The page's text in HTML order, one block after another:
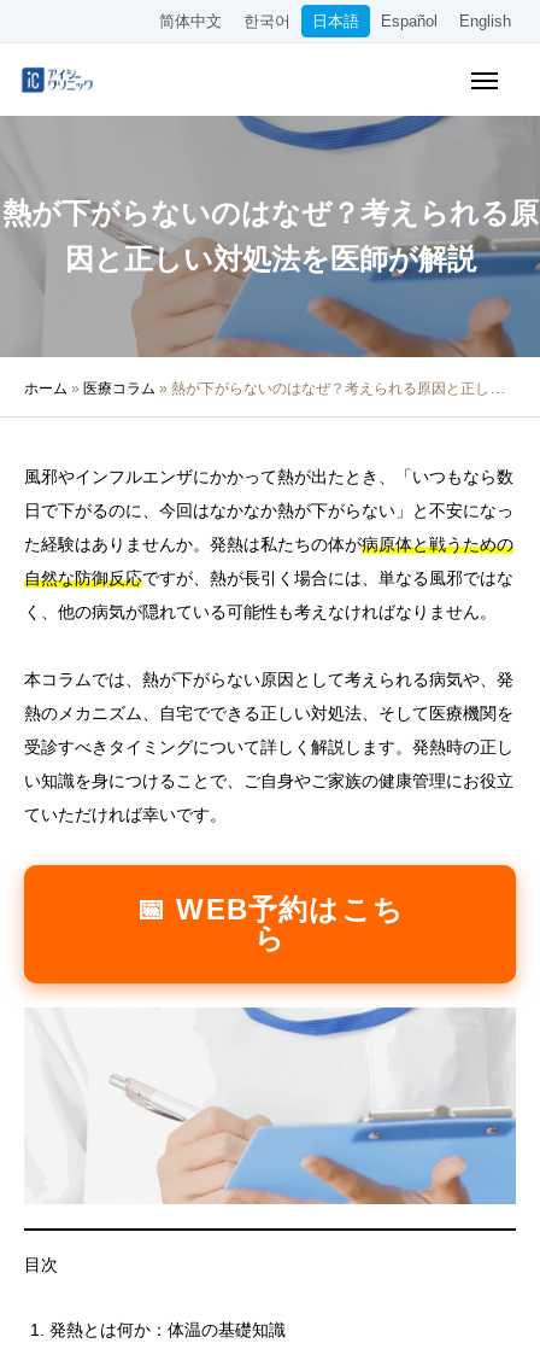
简体中文 한국어 日本語 Español English
熱が下がらないのはなぜ？考えられる原
因と正しい対処法を医師が解説
ホーム » 医療コラム » 熱が下がらないのはなぜ？考えられる原因と正しい対処法を医師が解説
風邪やインフルエンザにかかって熱が出たとき、「いつもなら数
日で下がるのに、今回はなかなか熱が下がらない」と不安になっ
た経験はありませんか。発熱は私たちの体が病原体と戦うための
自然な防御反応ですが、熱が長引く場合には、単なる風邪ではな
く、他の病気が隠れている可能性も考えなければなりません。
本コラムでは、熱が下がらない原因として考えられる病気や、発
熱のメカニズム、自宅でできる正しい対処法、そして医療機関を
受診すべきタイミングについて詳しく解説します。発熱時の正し
い知識を身につけることで、ご自身やご家族の健康管理にお役立
ていただければ幸いです。
📅 WEB予約はこち
ら
目次
発熱とは何か：体温の基礎知識
クリニック紹介
院長・医師の紹介
その他